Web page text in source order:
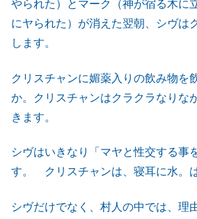
やられた）とマーク（神が宿る木に
にヤられた）が消えた翌朝、シヴは
します。
クリスチャンに媚薬入りの飲み物を
か。クリスチャンはクラクラなりな
きます。
シヴはいきなり「マヤと性交する事
す。 クリスチャンは、寝耳に水。
シヴだけでなく、村人の中では、理